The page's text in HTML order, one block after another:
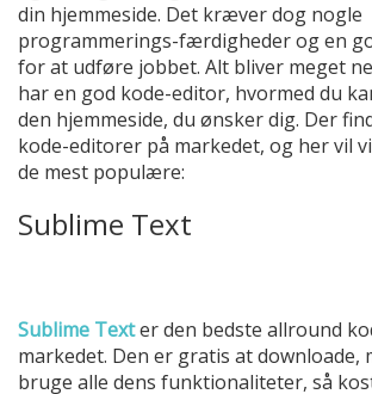
din hjemmeside. Det kræver dog nogle
programmerings-færdigheder og en
for at udføre jobbet. Alt bliver meget
har en god kode-editor, hvormed du
den hjemmeside, du ønsker dig. Der
kode-editorer på markedet, og her vil
de mest populære:
Sublime Text
Sublime Texter den bedste allround
markedet. Den er gratis at downloade,
bruge alle dens funktionaliteter, så